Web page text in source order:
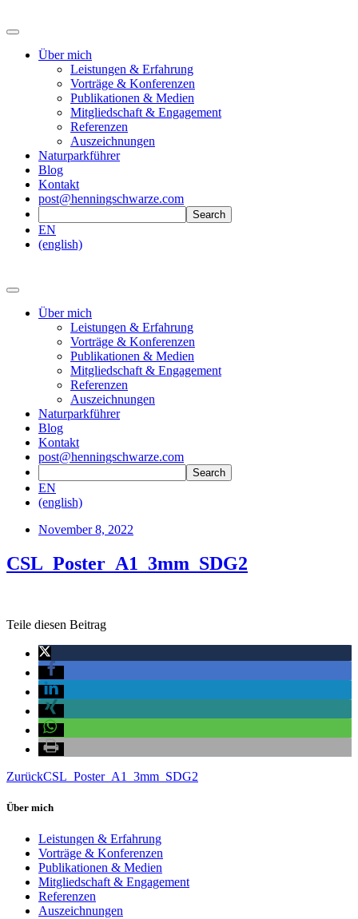
Über mich
Leistungen & Erfahrung
Vorträge & Konferenzen
Publikationen & Medien
Mitgliedschaft & Engagement
Referenzen
Auszeichnungen
Naturparkführer
Blog
Kontakt
post@henningschwarze.com
EN
(english)
Über mich
Leistungen & Erfahrung
Vorträge & Konferenzen
Publikationen & Medien
Mitgliedschaft & Engagement
Referenzen
Auszeichnungen
Naturparkführer
Blog
Kontakt
post@henningschwarze.com
EN
(english)
November 8, 2022
CSL_Poster_A1_3mm_SDG2
Teile diesen Beitrag
ZurückCSL_Poster_A1_3mm_SDG2
Über mich
Leistungen & Erfahrung
Vorträge & Konferenzen
Publikationen & Medien
Mitgliedschaft & Engagement
Referenzen
Auszeichnungen